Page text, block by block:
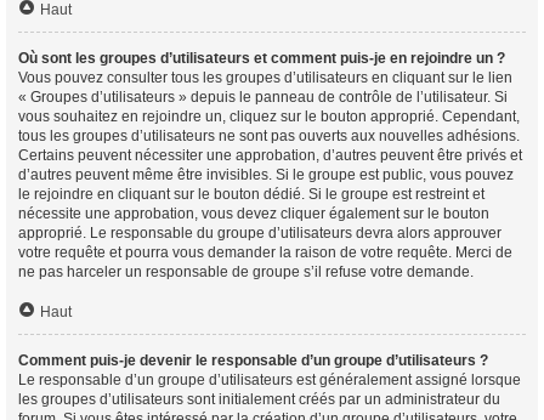
Haut
Où sont les groupes d’utilisateurs et comment puis-je en rejoindre un ?
Vous pouvez consulter tous les groupes d’utilisateurs en cliquant sur le lien
« Groupes d’utilisateurs » depuis le panneau de contrôle de l’utilisateur. Si
vous souhaitez en rejoindre un, cliquez sur le bouton approprié. Cependant,
tous les groupes d’utilisateurs ne sont pas ouverts aux nouvelles adhésions.
Certains peuvent nécessiter une approbation, d’autres peuvent être privés et
d’autres peuvent même être invisibles. Si le groupe est public, vous pouvez
le rejoindre en cliquant sur le bouton dédié. Si le groupe est restreint et
nécessite une approbation, vous devez cliquer également sur le bouton
approprié. Le responsable du groupe d’utilisateurs devra alors approuver
votre requête et pourra vous demander la raison de votre requête. Merci de
ne pas harceler un responsable de groupe s’il refuse votre demande.
Haut
Comment puis-je devenir le responsable d’un groupe d’utilisateurs ?
Le responsable d’un groupe d’utilisateurs est généralement assigné lorsque
les groupes d’utilisateurs sont initialement créés par un administrateur du